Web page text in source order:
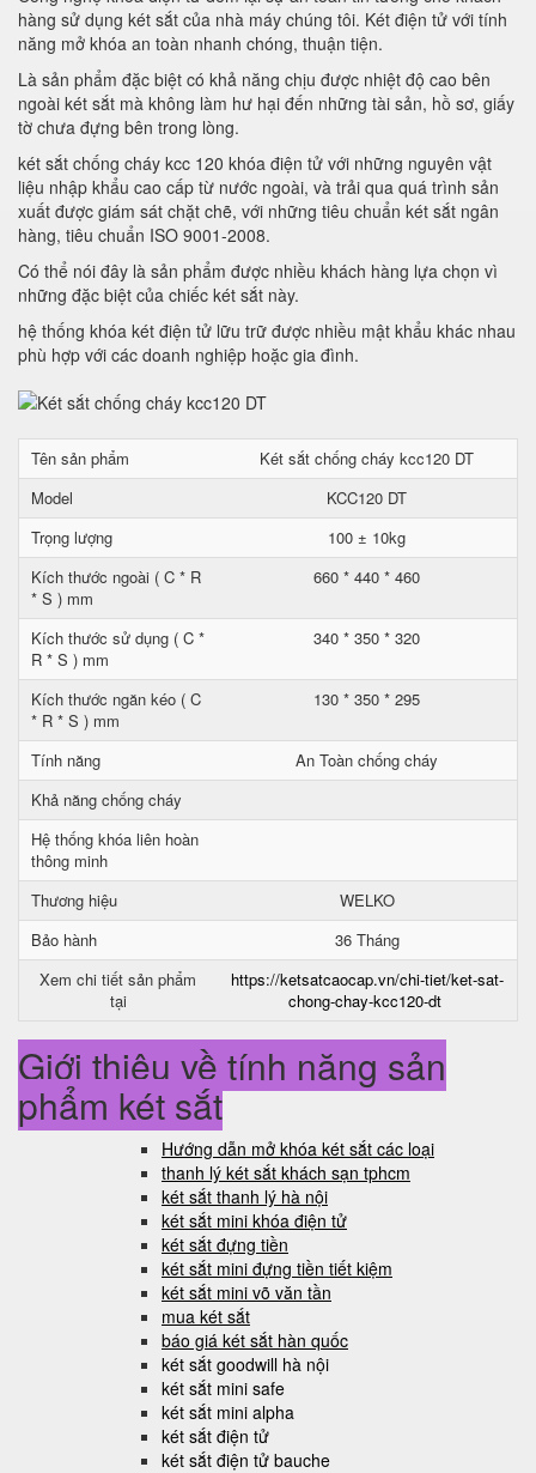
hàng sử dụng két sắt của nhà máy chúng tôi. Két điện tử với tính
năng mở khóa an toàn nhanh chóng, thuận tiện.
Là sản phẩm đặc biệt có khả năng chịu được nhiệt độ cao bên
ngoài két sắt mà không làm hư hại đến những tài sản, hồ sơ, giấy
tờ chưa đựng bên trong lòng.
két sắt chống cháy kcc 120 khóa điện tử với những nguyên vật
liệu nhập khẩu cao cấp từ nước ngoài, và trải qua quá trình sản
xuất được giám sát chặt chẽ, với những tiêu chuẩn két sắt ngân
hàng, tiêu chuẩn ISO 9001-2008.
Có thể nói đây là sản phẩm được nhiều khách hàng lựa chọn vì
những đặc biệt của chiếc két sắt này.
hệ thống khóa két điện tử lữu trữ được nhiều mật khẩu khác nhau
phù hợp với các doanh nghiệp hoặc gia đình.
Tên sản phẩm
Két sắt chống cháy kcc120 DT
Model
KCC120 DT
Trọng lượng
100 ± 10kg
Kích thước ngoài ( C * R
* S ) mm
660 * 440 * 460
Kích thước sử dụng ( C *
R * S ) mm
340 * 350 * 320
Kích thước ngăn kéo ( C
* R * S ) mm
130 * 350 * 295
Tính năng
An Toàn chống cháy
Khả năng chống cháy
Hệ thống khóa liên hoàn
thông minh
Thương hiệu
WELKO
Bảo hành
36 Tháng
Xem chi tiết sản phẩm
tại
https://ketsatcaocap.vn/chi-tiet/ket-sat-
chong-chay-kcc120-dt
Giới thiệu về tính năng sản
phẩm két sắt
Hướng dẫn mở khóa két sắt các loại
thanh lý két sắt khách sạn tphcm
két sắt thanh lý hà nội
két sắt mini khóa điện tử
két sắt đựng tiền
két sắt mini đựng tiền tiết kiệm
két sắt mini võ văn tần
mua két sắt
báo giá két sắt hàn quốc
két sắt goodwill hà nội
két sắt mini safe
két sắt mini alpha
két sắt điện tử
két sắt điện tử bauche